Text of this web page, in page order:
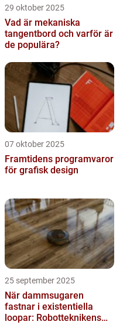
29 oktober 2025
Vad är mekaniska
tangentbord och varför är
de populära?
07 oktober 2025
Framtidens programvaror
för grafisk design
25 september 2025
När dammsugaren
fastnar i existentiella
loopar: Robotteknikens